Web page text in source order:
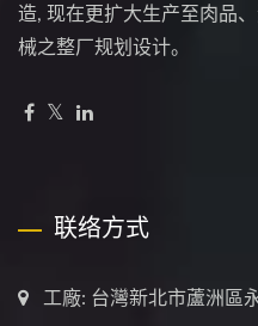
造, 现在更扩大生产至肉品
械之整厂规划设计。
联络方式
工廠: 台灣新北市蘆洲區